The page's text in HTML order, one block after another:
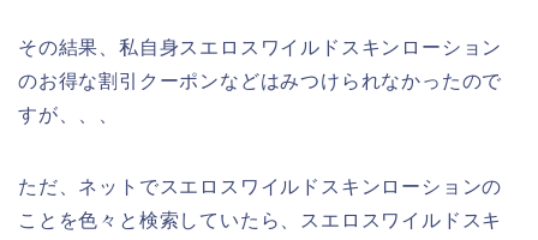
その結果、私自身スエロスワイルドスキンローション
のお得な割引クーポンなどはみつけられなかったので
すが、、、
ただ、ネットでスエロスワイルドスキンローションの
ことを色々と検索していたら、スエロスワイルドスキ